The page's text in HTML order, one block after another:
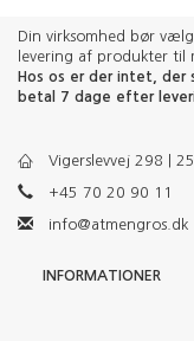
Din virksomhed bør
levering af produkter til
Hos os er der intet, der
betal 7 dage efter
Vigerslevvej 298 |
+45 70 20 90 11
info@atmengros.dk
INFORMATIONER